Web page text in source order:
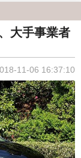
大手事業者
11-06 16:37:10